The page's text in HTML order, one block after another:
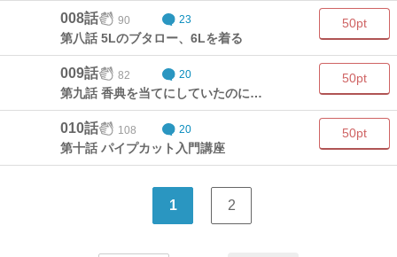
008話 90 23
第八話 5Lのブタロー、6Lを着る
50pt
009話 82 20
第九話 香典を当てにしていたのに…
50pt
010話 108 20
第十話 パイプカット入門講座
50pt
1 2